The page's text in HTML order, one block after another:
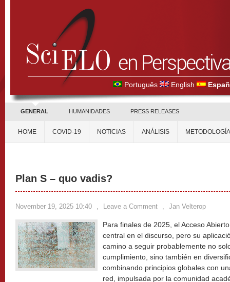
Português English
GENERAL HUMANIDADES PRESS RELEASES
HOME COVID-19 NOTICIAS ANÁLISIS METODOLOGÍA
Plan S – quo vadis?
November 19, 2025 10:40 , Leave a Comment , Jan Velterop
Para finales de 2025, el Acceso
central en el discurso, pero su
camino a seguir probablemente no
cumplimiento, sino también en
combinando principios globales con
red, impulsada por la comunidad